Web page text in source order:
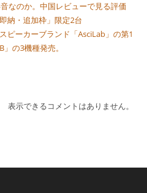
なのか。中国レビューで見る評価
納・追加枠」限定2台
ピーカーブランド「AsciLab」の第1
の3機種発売。
表示できるコメントはありません。